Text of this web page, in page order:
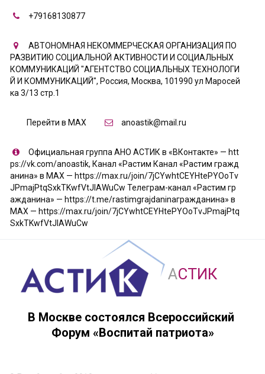
+79168130877
АВТОНОМНАЯ НЕКОММЕРЧЕСКАЯ ОРГАНИЗАЦИЯ ПО
РАЗВИТИЮ СОЦИАЛЬНОЙ АКТИВНОСТИ И СОЦИАЛЬНЫХ
КОММУНИКАЦИЙ "АГЕНТСТВО СОЦИАЛЬНЫХ ТЕХНОЛОГИ
Й И КОММУНИКАЦИЙ", Россия, Москва, 101990 ул Маросей
ка 3/13 стр.1
Перейти в MAX anoastik@mail.ru
Официальная группа АНО АСТИК в «ВКонтакте» — htt
ps://vk.com/anoastik, Канал «Растим Канал «Растим гражд
анина» в МАХ — https://max.ru/join/7jCYwhtCEYHtePYOoTv
JPmajPtqSxkTKwfVtJIAWuCw Телеграм-канал «Растим гр
ажданина» — https://t.me/rastimgrajdaninaгражданина» в
МАХ — https://max.ru/join/7jCYwhtCEYHtePYOoTvJPmajPtq
SxkTKwfVtJIAWuCw
АСТИК
В Москве состоялся Всероссийский
Форум «Воспитай патриота»